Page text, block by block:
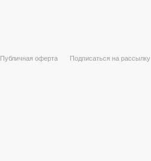
Публичная оферта Подписаться на рассылку